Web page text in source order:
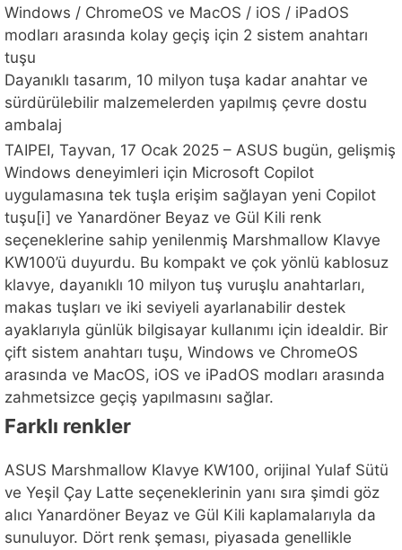
Windows / ChromeOS ve MacOS / iOS / iPadOS
modları arasında kolay geçiş için 2 sistem anahtarı
tuşu
Dayanıklı tasarım, 10 milyon tuşa kadar anahtar ve
sürdürülebilir malzemelerden yapılmış çevre dostu
ambalaj
TAIPEI, Tayvan, 17 Ocak 2025 – ASUS bugün, gelişmiş
Windows deneyimleri için Microsoft Copilot
uygulamasına tek tuşla erişim sağlayan yeni Copilot
tuşu[i] ve Yanardöner Beyaz ve Gül Kili renk
seçeneklerine sahip yenilenmiş Marshmallow Klavye
KW100’ü duyurdu. Bu kompakt ve çok yönlü kablosuz
klavye, dayanıklı 10 milyon tuş vuruşlu anahtarları,
makas tuşları ve iki seviyeli ayarlanabilir destek
ayaklarıyla günlük bilgisayar kullanımı için idealdir. Bir
çift sistem anahtarı tuşu, Windows ve ChromeOS
arasında ve MacOS, iOS ve iPadOS modları arasında
zahmetsizce geçiş yapılmasını sağlar.
Farklı renkler
ASUS Marshmallow Klavye KW100, orijinal Yulaf Sütü
ve Yeşil Çay Latte seçeneklerinin yanı sıra şimdi göz
alıcı Yanardöner Beyaz ve Gül Kili kaplamalarıyla da
sunuluyor. Dört renk şeması, piyasada genellikle